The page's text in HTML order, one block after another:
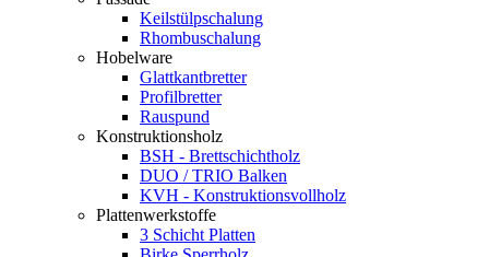
Keilstülpschalung
Rhombuschalung
Hobelware
Glattkantbretter
Profilbretter
Rauspund
Konstruktionsholz
BSH - Brettschichtholz
DUO / TRIO Balken
KVH - Konstruktionsvollholz
Plattenwerkstoffe
3 Schicht Platten